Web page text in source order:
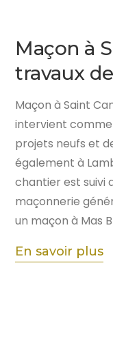
Maçon à
travaux
Maçon à Saint
intervient
projets neufs et
également à
chantier est suivi
maçonnerie
un maçon à Mas
En savoir plus